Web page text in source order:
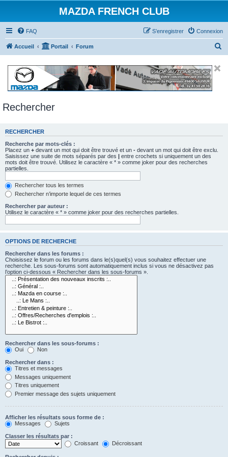
MAZDA FRENCH CLUB
FAQ Connexion
S’enregistrer
Accueil Portail Forum
Rechercher
RECHERCHER
Recherche par mots-clés :
Placez un + devant un mot qui doit être trouvé et un - devant un mot qui doit être exclu.
Saisissez une suite de mots séparés par des | entre crochets si uniquement un des
mots doit être trouvé. Utilisez le caractère « * » comme joker pour des recherches
partielles.
Rechercher tous les termes
Rechercher n’importe lequel de ces termes
Rechercher par auteur :
Utilisez le caractère « * » comme joker pour des recherches partielles.
OPTIONS DE RECHERCHE
Rechercher dans les forums :
Choisissez le forum ou les forums dans le(s)quel(s) vous souhaitez effectuer une
recherche. Les sous-forums sont automatiquement inclus si vous ne désactivez pas
l’option ci-dessous « Rechercher dans les sous-forums ».
Rechercher dans les sous-forums :
Oui
Non
Rechercher dans :
Titres et messages
Messages uniquement
Titres uniquement
Premier message des sujets uniquement
Afficher les résultats sous forme de :
Messages
Sujets
Classer les résultats par :
Croissant
Décroissant